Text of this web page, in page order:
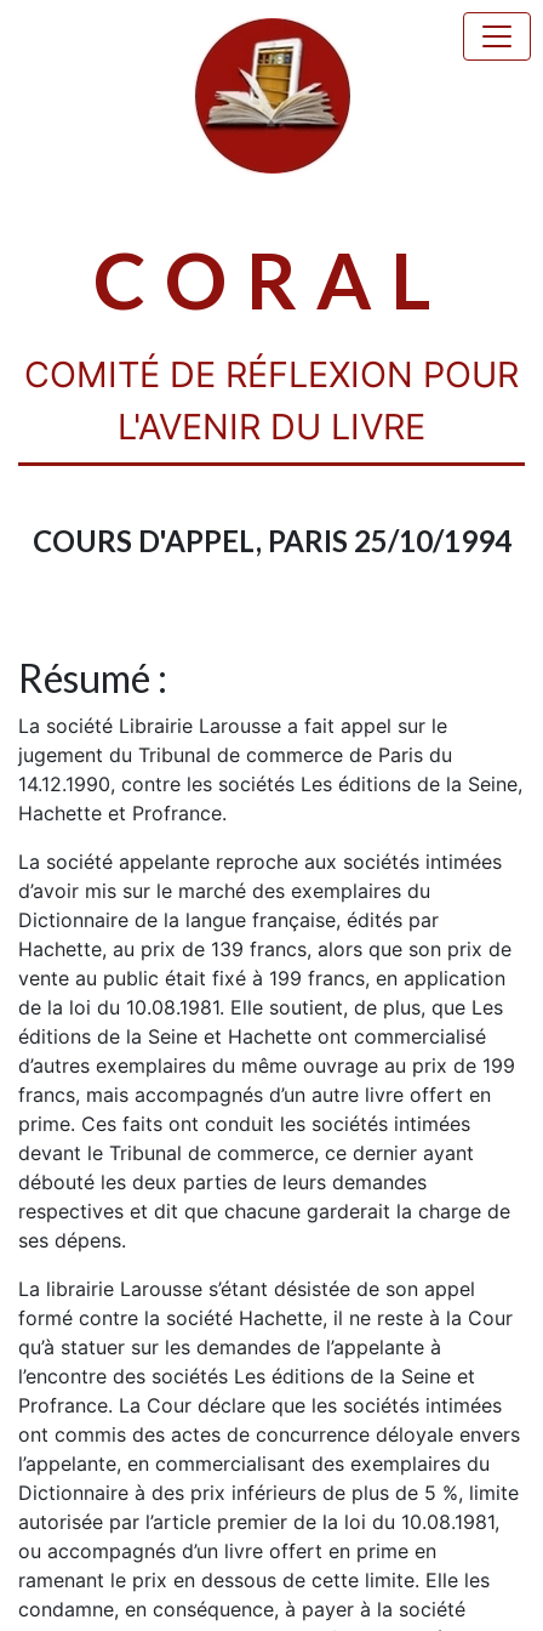
CORAL
COMITÉ DE RÉFLEXION POUR
L'AVENIR DU LIVRE
COURS D'APPEL, PARIS 25/10/1994
Résumé :
La société Librairie Larousse a fait appel sur le
jugement du Tribunal de commerce de Paris du
14.12.1990, contre les sociétés Les éditions de la Seine,
Hachette et Profrance.
La société appelante reproche aux sociétés intimées
d’avoir mis sur le marché des exemplaires du
Dictionnaire de la langue française, édités par
Hachette, au prix de 139 francs, alors que son prix de
vente au public était fixé à 199 francs, en application
de la loi du 10.08.1981. Elle soutient, de plus, que Les
éditions de la Seine et Hachette ont commercialisé
d’autres exemplaires du même ouvrage au prix de 199
francs, mais accompagnés d’un autre livre offert en
prime. Ces faits ont conduit les sociétés intimées
devant le Tribunal de commerce, ce dernier ayant
débouté les deux parties de leurs demandes
respectives et dit que chacune garderait la charge de
ses dépens.
La librairie Larousse s’étant désistée de son appel
formé contre la société Hachette, il ne reste à la Cour
qu’à statuer sur les demandes de l’appelante à
l’encontre des sociétés Les éditions de la Seine et
Profrance. La Cour déclare que les sociétés intimées
ont commis des actes de concurrence déloyale envers
l’appelante, en commercialisant des exemplaires du
Dictionnaire à des prix inférieurs de plus de 5 %, limite
autorisée par l’article premier de la loi du 10.08.1981,
ou accompagnés d’un livre offert en prime en
ramenant le prix en dessous de cette limite. Elle les
condamne, en conséquence, à payer à la société